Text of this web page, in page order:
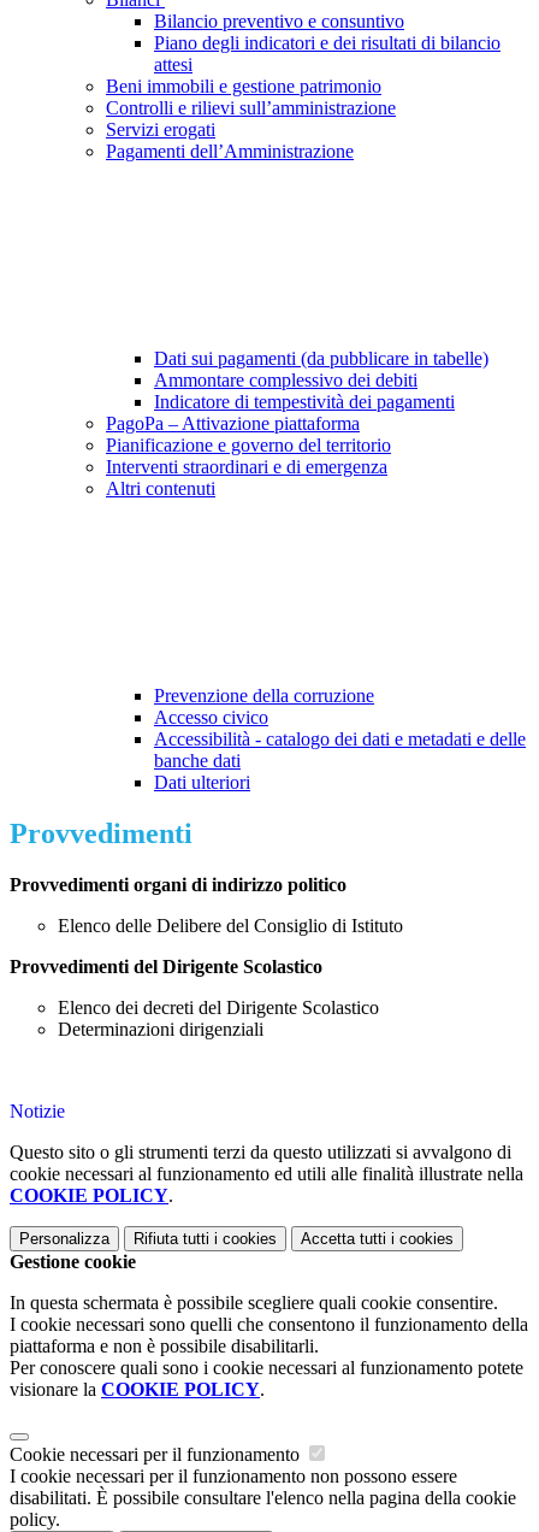
Bilancio preventivo e consuntivo
Piano degli indicatori e dei risultati di bilancio
attesi
Beni immobili e gestione patrimonio
Controlli e rilievi sull’amministrazione
Servizi erogati
Pagamenti dell’Amministrazione
Dati sui pagamenti (da pubblicare in tabelle)
Ammontare complessivo dei debiti
Indicatore di tempestività dei pagamenti
PagoPa – Attivazione piattaforma
Pianificazione e governo del territorio
Interventi straordinari e di emergenza
Altri contenuti
Prevenzione della corruzione
Accesso civico
Accessibilità - catalogo dei dati e metadati e delle
banche dati
Dati ulteriori
Provvedimenti
Provvedimenti organi di indirizzo politico
Elenco delle Delibere del Consiglio di Istituto
Provvedimenti del Dirigente Scolastico
Elenco dei decreti del Dirigente Scolastico
Determinazioni dirigenziali
Notizie
Questo sito o gli strumenti terzi da questo utilizzati si avvalgono di
cookie necessari al funzionamento ed utili alle finalità illustrate nella
COOKIE POLICY.
Personalizza Rifiuta tutti i cookies Accetta tutti i cookies
Gestione cookie
In questa schermata è possibile scegliere quali cookie consentire.
I cookie necessari sono quelli che consentono il funzionamento della
piattaforma e non è possibile disabilitarli.
Per conoscere quali sono i cookie necessari al funzionamento potete
visionare la COOKIE POLICY.
Cookie necessari per il funzionamento
I cookie necessari per il funzionamento non possono essere
disabilitati. È possibile consultare l'elenco nella pagina della cookie
policy.